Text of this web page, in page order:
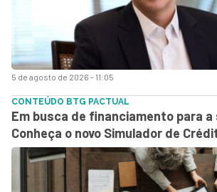
5 de agosto de 2026 - 11:05
CONTEÚDO BTG PACTUAL
Em busca de financiamento para a
Conheça o novo Simulador de